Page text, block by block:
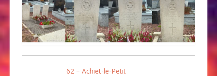
62 – Achiet-le-Petit